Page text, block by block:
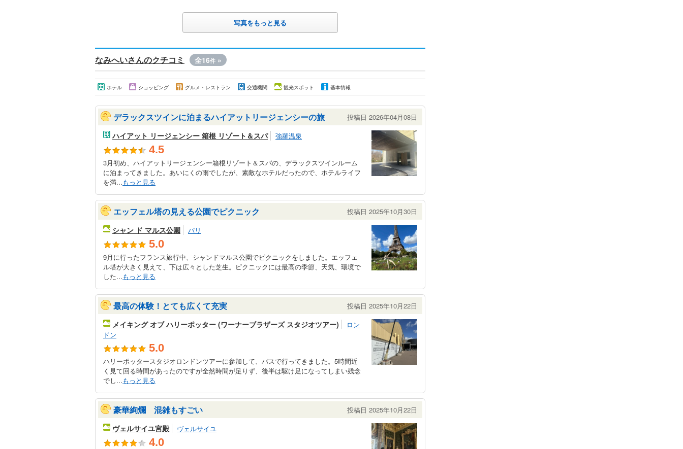
写真をもっと見る
なみへいさんのクチコミ 全16件 »
ホテル ショッピング グルメ・レストラン 交通機関 観光スポット 基本情報
デラックスツインに泊まるハイアットリージェンシーの旅 投稿日 2026年04月08日
ハイアット リージェンシー 箱根 リゾート＆スパ 強羅温泉
4.5
3月初め、ハイアットリージェンシー箱根リゾート＆スパの、デラックスツインルーム
に泊まってきました。あいにくの雨でしたが、素敵なホテルだったので、ホテルライフ
を満...もっと見る
エッフェル塔の見える公園でピクニック 投稿日 2025年10月30日
シャン ド マルス公園 パリ
5.0
9月に行ったフランス旅行中、シャンドマルス公園でピクニックをしました。エッフェ
ル塔が大きく見えて、下は広々とした芝生。ピクニックには最高の季節、天気、環境で
した...もっと見る
最高の体験！とても広くて充実 投稿日 2025年10月22日
メイキング オブ ハリーポッター (ワーナーブラザーズ スタジオツアー)
ロン
ドン
5.0
ハリーポッタースタジオロンドンツアーに参加して、バスで行ってきました。5時間近
く見て回る時間があったのですが全然時間が足りず、後半は駆け足になってしまい残念
でし...もっと見る
豪華絢爛 混雑もすごい 投稿日 2025年10月22日
ヴェルサイユ宮殿 ヴェルサイユ
4.0